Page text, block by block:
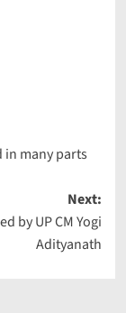
in many parts
Next:
by UP CM Yogi
Adityanath